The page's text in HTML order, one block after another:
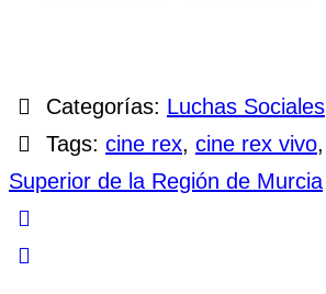
Categorías: Luchas Sociales
Tags: cine rex, cine rex vivo,
Superior de la Región de Murcia